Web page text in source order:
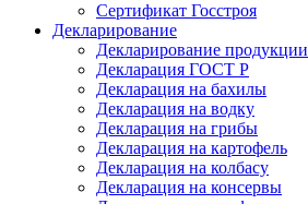
Сертификат Госстроя
Декларирование
Декларирование продукции
Декларация ГОСТ Р
Декларация на бахилы
Декларация на водку
Декларация на грибы
Декларация на картофель
Декларация на колбасу
Декларация на консервы